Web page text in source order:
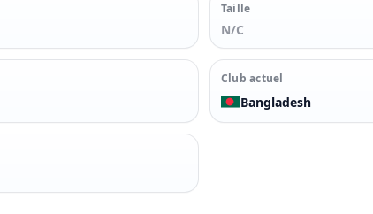
Taille
N/C
Club actuel
Bangladesh